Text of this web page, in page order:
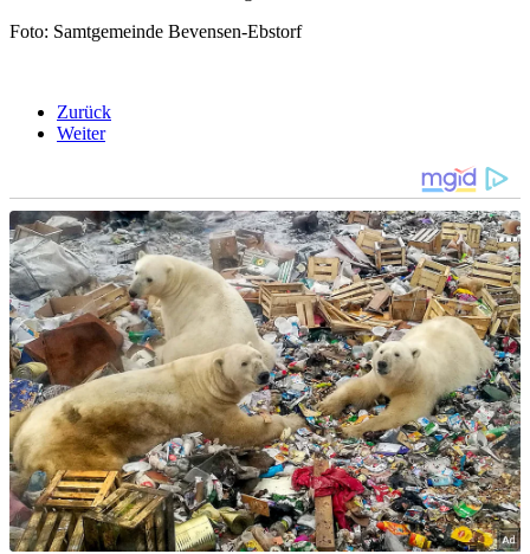
Foto: Samtgemeinde Bevensen-Ebstorf
Zurück
Weiter